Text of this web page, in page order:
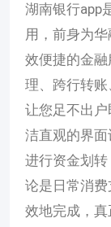
湖南银行app
用，前身为
效便捷的金
理、跨行转账
让您足不出
洁直观的界面
进行资金划
论是日常消
效地完成，